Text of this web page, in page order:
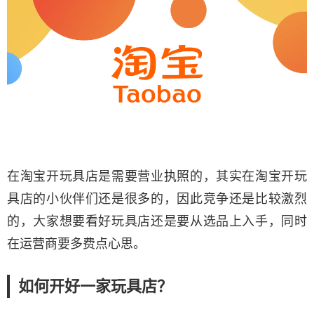
在淘宝开玩具店是需要营业执照的，其实在淘宝开玩
具店的小伙伴们还是很多的，因此竞争还是比较激烈
的，大家想要看好玩具店还是要从选品上入手，同时
在运营商要多费点心思。
如何开好一家玩具店？